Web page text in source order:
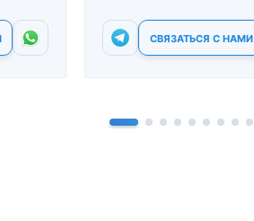
СВЯЗАТЬСЯ С НАМИ